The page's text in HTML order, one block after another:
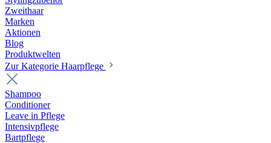
Zweithaar
Marken
Aktionen
Blog
Produktwelten
Zur Kategorie Haarpflege
Shampoo
Conditioner
Leave in Pflege
Intensivpflege
Bartpflege